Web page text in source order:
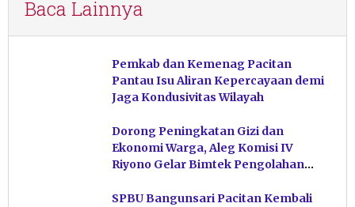
Baca Lainnya
Pemkab dan Kemenag Pacitan
Pantau Isu Aliran Kepercayaan demi
Jaga Kondusivitas Wilayah
Dorong Peningkatan Gizi dan
Ekonomi Warga, Aleg Komisi IV
Riyono Gelar Bimtek Pengolahan
SPBU Bangunsari Pacitan Kembali